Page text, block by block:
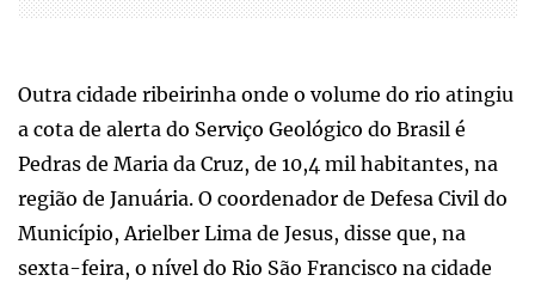
Outra cidade ribeirinha onde o volume do rio atingiu
a cota de alerta do Serviço Geológico do Brasil é
Pedras de Maria da Cruz, de 10,4 mil habitantes, na
região de Januária. O coordenador de Defesa Civil do
Município, Arielber Lima de Jesus, disse que, na
sexta-feira, o nível do Rio São Francisco na cidade